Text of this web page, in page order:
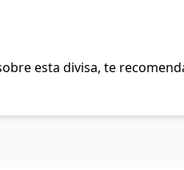
esta divisa, te